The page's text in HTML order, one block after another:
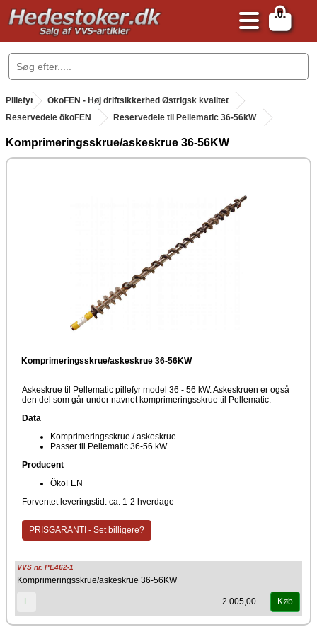
0
.
Pillefyr . ÖkoFEN - Høj driftsikkerhed Østrigsk kvalitet
Reservedele ökoFEN
Reservedele til Pellematic 36-56kW
Komprimeringsskrue/askeskrue 36-56KW
Komprimeringsskrue/askeskrue 36-56KW
Askeskrue til Pellematic pillefyr model 36 - 56 kW. Askeskruen er også
den del som går under navnet komprimeringsskrue til Pellematic.
Data
Komprimeringsskrue / askeskrue
Passer til Pellematic 36-56 kW
Producent
ÖkoFEN
Forventet leveringstid: ca. 1-2 hverdage
PRISGARANTI - Set billigere?
VVS nr. PE462-1
Komprimeringsskrue/askeskrue 36-56KW
L 2.005,00 Køb